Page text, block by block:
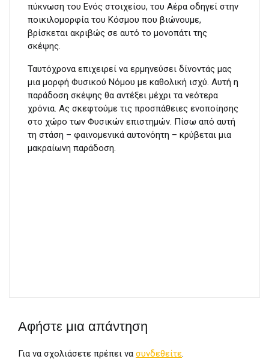
πύκνωση του Ενός στοιχείου, του Αέρα οδηγεί στην
ποικιλομορφία του Κόσμου που βιώνουμε,
βρίσκεται ακριβώς σε αυτό το μονοπάτι της
σκέψης.
Ταυτόχρονα επιχειρεί να ερμηνεύσει δίνοντάς μας
μια μορφή Φυσικού Νόμου με καθολική ισχύ. Αυτή η
παράδοση σκέψης θα αντέξει μέχρι τα νεότερα
χρόνια. Ας σκεφτούμε τις προσπάθειες ενοποίησης
στο χώρο των Φυσικών επιστημών. Πίσω από αυτή
τη στάση – φαινομενικά αυτονόητη – κρύβεται μια
μακραίωνη παράδοση.
Αφήστε μια απάντηση
Για να σχολιάσετε πρέπει να συνδεθείτε.